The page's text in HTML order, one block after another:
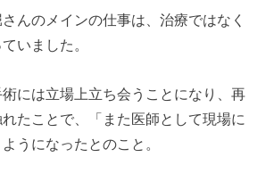
んのメインの仕事は、治療ではなく
いました。
には立場上立ち会うことになり、再
たことで、「また医師として現場に
うになったとのこと。